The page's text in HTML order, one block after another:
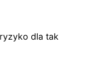
dla tak